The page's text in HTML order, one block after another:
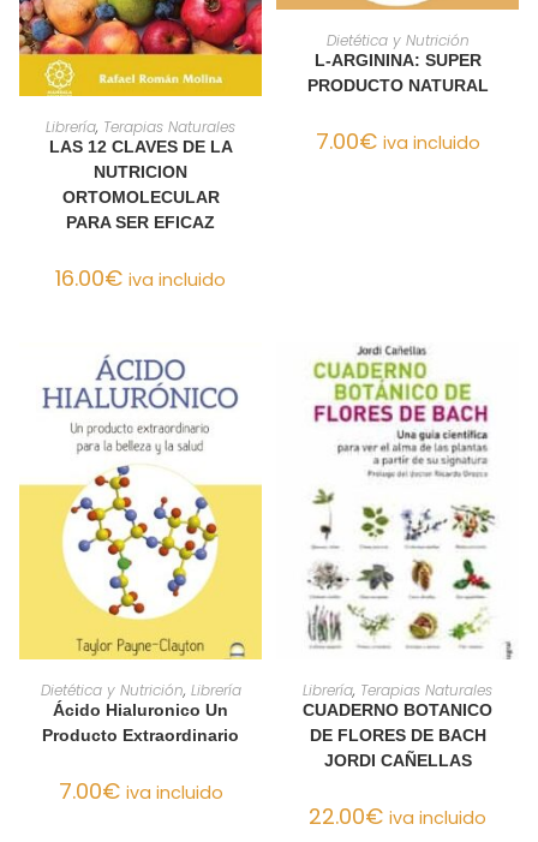
AÑADIR AL CARRITO
Librería, Terapias Naturales
LAS 12 CLAVES DE LA
NUTRICION
ORTOMOLECULAR
PARA SER EFICAZ
16.00€ iva incluido
AÑADIR AL CARRITO
Dietética y Nutrición
L-ARGININA: SUPER
PRODUCTO NATURAL
7.00€ iva incluido
AÑADIR AL CARRITO
Dietética y Nutrición, Librería
Ácido Hialuronico Un
Producto Extraordinario
7.00€ iva incluido
AÑADIR AL CARRITO
Librería, Terapias Naturales
CUADERNO BOTANICO
DE FLORES DE BACH
JORDI CAÑELLAS
22.00€ iva incluido